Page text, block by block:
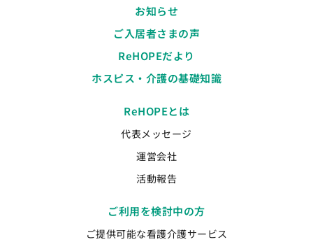
お知らせ
ご入居者さまの声
ReHOPEだより
ホスピス・介護の基礎知識
ReHOPEとは
代表メッセージ
運営会社
活動報告
ご利用を検討中の方
ご提供可能な看護介護サービス